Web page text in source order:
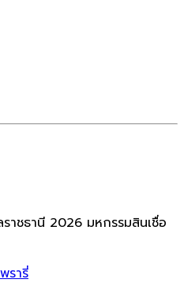
าชธานี 2026 มหกรรมสินเชื่อ
รารี่